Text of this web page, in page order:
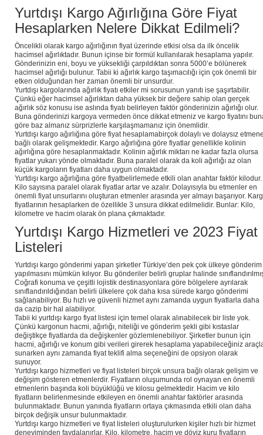
Yurtdışı Kargo Ağırlığına Göre Fiyat
Hesaplarken Nelere Dikkat Edilmeli?
Öncelikli olarak kargo ağırlığının fiyat üzerinde etkisi olsa da ilk öncelik
hacimsel ağırlıktadır. Bunun içinse bir formül kullanılarak hesaplama yapılır.
Gönderinizin eni, boyu ve yüksekliği çarpıldıktan sonra 5000’e bölünerek
hacimsel ağırlığı bulunur. Tabii ki ağırlık kargo taşımacılığı için çok önemli bir
etken olduğundan her zaman önemli bir unsurdur.
Yurtdışı kargolarında ağırlık fiyatı etkiler mi sorusunun yanıtı ise şaşırtabilir.
Çünkü eğer hacimsel ağırlıktan daha yüksek bir değere sahip olan gerçek
ağırlık söz konusu ise aslında fiyatı belirleyen faktör gönderinizin ağırlığı olur.
Buna gönderinizi kargoya vermeden önce dikkat etmeniz ve kargo fiyatını
göre baz almanız sürprizlerle karşılaşmamanız için önemlidir.
Yurtdışı kargo ağırlığına göre fiyat hesaplamabirçok dolaylı ve dolaysız
bağlı olarak gelişmektedir. Kargo ağırlığına göre fiyatlar genellikle kolinin
ağırlığına göre hesaplanmaktadır. Kolinin ağırlık miktarı ne kadar fazla olursa
fiyatlar yukarı yönde olmaktadır. Buna paralel olarak da koli ağırlığı az olan
küçük kargoların fiyatları daha uygun olmaktadır.
Yurtdışı kargo ağırlığına göre fiyatbelirlemede etkili olan anahtar faktör kilodur.
Kilo sayısına paralel olarak fiyatlar artar ve azalır. Dolayısıyla bu etmenler en
önemli fiyat unsurlarını oluşturan etmenler arasında yer almayı başarıyor.
fiyatlarının hesaplarken de özellikle 3 unsura dikkat edilmelidir. Bunlar: Kilo,
kilometre ve hacim olarak ön plana çıkmaktadır.
Yurtdışı Kargo Hizmetleri ve 2023 Fiyat
Listeleri
Yurtdışı kargo gönderimi yapan şirketler Türkiye’den pek çok ülkeye gönderim
yapılmasını mümkün kılıyor. Bu gönderiler belirli gruplar halinde
Coğrafi konuma ve çeşitli lojistik destinasyonlara göre bölgelere ayrılarak
sınıflandırıldığından belirli ülkelere çok daha kısa sürede kargo gönderimi
sağlanabiliyor. Bu hızlı ve güvenli hizmet aynı zamanda uygun fiyatlarla daha
da cazip bir hal alabiliyor.
Tabii ki yurtdışı kargo fiyat listesi için temel olarak alınabilecek bir liste yok.
Çünkü kargonun hacmi, ağırlığı, niteliği ve gönderim şekli gibi kıstaslar
değiştikçe fiyatlarda da değişkenler gözlemlenebiliyor. Şirketler bunun için
hacmi, ağırlığı ve konum gibi verileri girerek hesaplama yapabileceğiniz
sunarken aynı zamanda fiyat teklifi alma seçeneğini de opsiyon olarak
sunuyor.
Yurtdışı kargo hizmetleri ve fiyat listeleri birçok unsura bağlı olarak gelişim ve
değişim gösteren etmenlerdir. Fiyatların oluşumunda rol oynayan en önemli
etmenlerin başında koli büyüklüğü ve kilosu gelmektedir. Hacim ve kilo
fiyatların belirlenmesinde etkileyen en önemli anahtar faktörler arasında
bulunmaktadır. Bunun yanında fiyatların ortaya çıkmasında etkili olan daha
birçok değişik unsur bulunmaktadır.
Yurtdışı kargo hizmetleri ve fiyat listeleri oluşturulurken kişiler hızlı bir hizmet
deneyiminden faydalanırlar. Kilo, kilometre, hacim ve döviz kuru fiyatların